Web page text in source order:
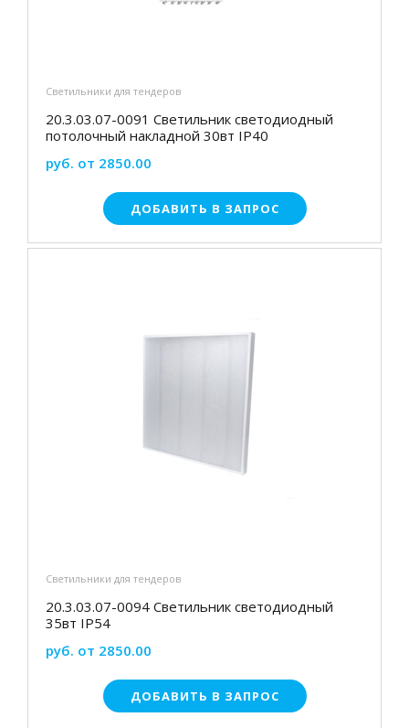
Светильники для тендеров
20.3.03.07-0091 Светильник светодиодный
потолочный накладной 30вт IP40
руб. от 2850.00
ДОБАВИТЬ В ЗАПРОС
Светильники для тендеров
20.3.03.07-0094 Светильник светодиодный
35вт IP54
руб. от 2850.00
ДОБАВИТЬ В ЗАПРОС